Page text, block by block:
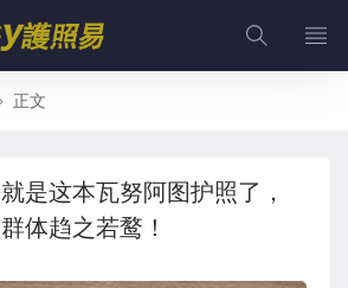
正文
是这本瓦努阿图护照了，
体趋之若鹜！